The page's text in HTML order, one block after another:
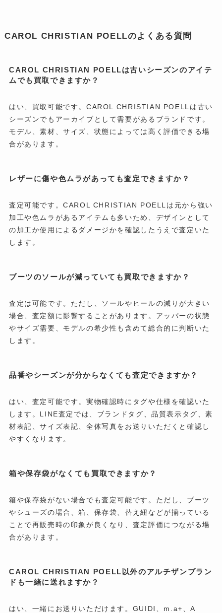
CAROL CHRISTIAN POELLのよくある質問
CAROL CHRISTIAN POELLは古いシーズンのアイテ
ムでも買取できますか？
はい、買取可能です。CAROL CHRISTIAN POELLは古い
シーズンでもアーカイブとして需要があるブランドです。
モデル、素材、サイズ、状態によっては高く評価できる場
合があります。
レザーに傷や色ムラがあっても査定できますか？
査定可能です。CAROL CHRISTIAN POELLは元から強い
加工や色ムラがあるアイテムも多いため、デザインとして
の加工か使用によるダメージかを確認したうえで査定いた
します。
ブーツのソールが減っていても買取できますか？
査定は可能です。ただし、ソールやヒールの減りが大きい
場合、査定額に影響することがあります。アッパーの状態
やサイズ需要、モデルの希少性も含めて総合的に判断いた
します。
品番やシーズンが分からなくても査定できますか？
はい、査定可能です。実物確認時にタグや仕様を確認いた
します。LINE査定では、ブランドタグ、品質表示タグ、素
材表記、サイズ表記、全体写真をお送りいただくと確認し
やすくなります。
箱や保存袋がなくても買取できますか？
箱や保存袋がない場合でも査定可能です。ただし、ブーツ
やシューズの場合、箱、保存袋、替え紐などが揃っている
ことで再販売時の印象が良くなり、査定評価につながる場
合があります。
CAROL CHRISTIAN POELL以外のアルチザンブラン
ドも一緒に送れますか？
はい、一緒にお送りいただけます。GUIDI、m.a+、A